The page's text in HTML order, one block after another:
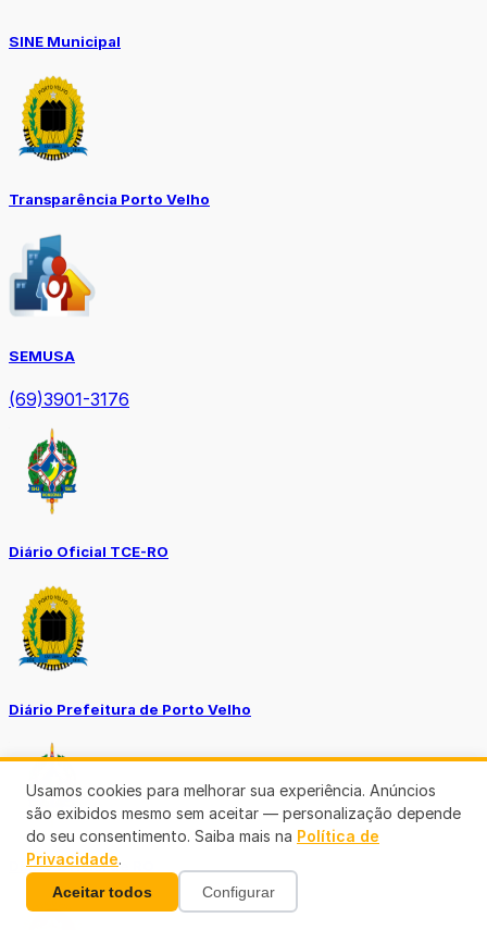
SINE Municipal
Transparência Porto Velho
SEMUSA
(69)3901-3176
Diário Oficial TCE-RO
Diário Prefeitura de Porto Velho
Diário Oficial de RO
Usamos cookies para melhorar sua experiência. Anúncios
são exibidos mesmo sem aceitar — personalização depende
do seu consentimento. Saiba mais na Política de
Privacidade.
Aceitar todos Configurar